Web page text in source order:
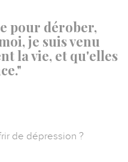
pour dérober,
je suis venu
la vie, et qu'elles
de dépression ?